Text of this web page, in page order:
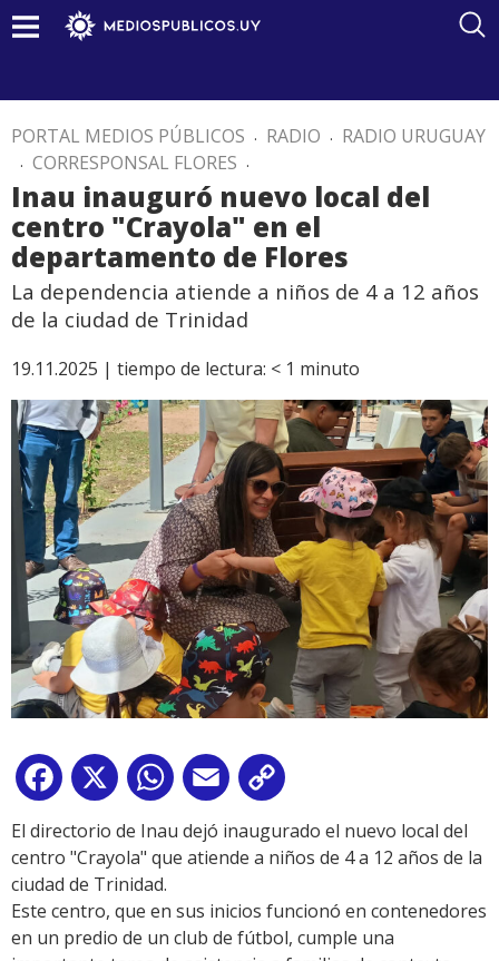
PORTAL MEDIOS PÚBLICOS . RADIO . RADIO URUGUAY
. CORRESPONSAL FLORES .
Inau inauguró nuevo local del
centro "Crayola" en el
departamento de Flores
La dependencia atiende a niños de 4 a 12 años
de la ciudad de Trinidad
19.11.2025 | tiempo de lectura: < 1 minuto
Facebook
X WhatsApp
Email
Link
El directorio de Inau dejó inaugurado el nuevo local del
centro "Crayola" que atiende a niños de 4 a 12 años de la
ciudad de Trinidad.
Este centro, que en sus inicios funcionó en contenedores
en un predio de un club de fútbol, cumple una